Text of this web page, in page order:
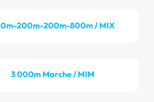
200m-200m-800m / MIX
3 000m Marche / MIM